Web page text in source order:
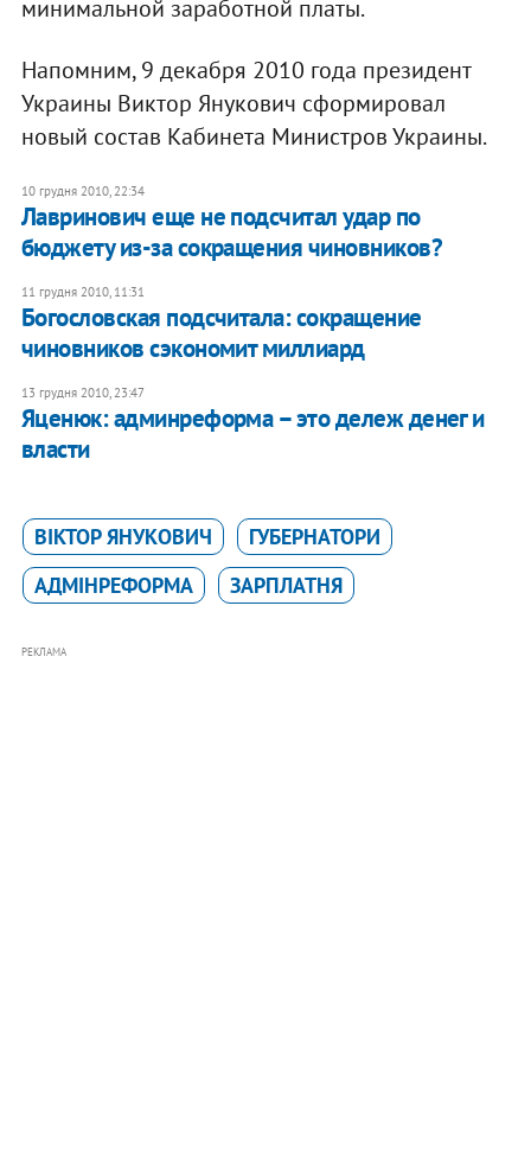
минимальной заработной платы.
Напомним, 9 декабря 2010 года президент
Украины Виктор Янукович сформировал
новый состав Кабинета Министров Украины.
10 грудня 2010, 22:34
​Лавринович еще не подсчитал удар по
бюджету из-за сокращения чиновников?
11 грудня 2010, 11:31
Богословская подсчитала: сокращение
чиновников сэкономит миллиард
13 грудня 2010, 23:47
​Яценюк: админреформа – это дележ денег и
власти
ВІКТОР ЯНУКОВИЧ
ГУБЕРНАТОРИ
АДМІНРЕФОРМА
ЗАРПЛАТНЯ
РЕКЛАМА